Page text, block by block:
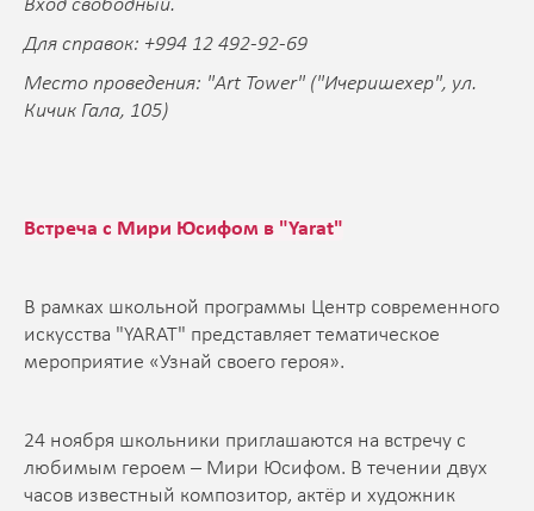
Вход свободный.
Для справок: +994 12 492-92-69
Место проведения: "Art Tower" ("Ичеришехер", ул.
Кичик Гала, 105)
Встреча с Мири Юсифом в "Yarat"
В рамках школьной программы Центр современного
искусства "YARAT" представляет тематическое
мероприятие «Узнай своего героя».
24 ноября школьники приглашаются на встречу с
любимым героем – Мири Юсифом. В течении двух
часов известный композитор, актёр и художник